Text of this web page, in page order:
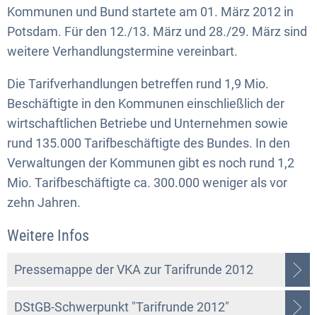
Kommunen und Bund startete am 01. März 2012 in
Potsdam. Für den 12./13. März und 28./29. März sind
weitere Verhandlungstermine vereinbart.
Die Tarifverhandlungen betreffen rund 1,9 Mio.
Beschäftigte in den Kommunen einschließlich der
wirtschaftlichen Betriebe und Unternehmen sowie
rund 135.000 Tarifbeschäftigte des Bundes. In den
Verwaltungen der Kommunen gibt es noch rund 1,2
Mio. Tarifbeschäftigte ca. 300.000 weniger als vor
zehn Jahren.
Weitere Infos
Pressemappe der VKA zur Tarifrunde 2012
DStGB-Schwerpunkt "Tarifrunde 2012"